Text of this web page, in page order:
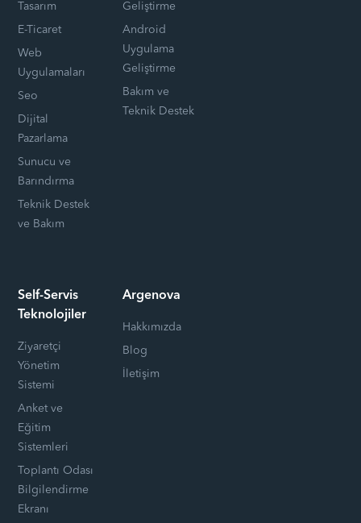
Tasarım
E-Ticaret
Web
Uygulamaları
Seo
Dijital
Pazarlama
Sunucu ve
Barındırma
Teknik Destek
ve Bakım
Geliştirme
Android
Uygulama
Geliştirme
Bakım ve
Teknik Destek
Self-Servis
Teknolojiler
Ziyaretçi
Yönetim
Sistemi
Anket ve
Eğitim
Sistemleri
Toplantı Odası
Bilgilendirme
Ekranı
Argenova
Hakkımızda
Blog
İletişim